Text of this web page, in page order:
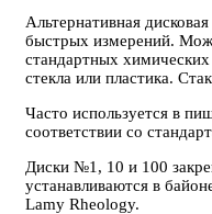
Альтернативная
быстрых измерений.
стандартных
стекла или пластика.
Часто используется в
соответствии со
Диски №1, 10 и 100
устанавливаются в
Lamy Rheology.